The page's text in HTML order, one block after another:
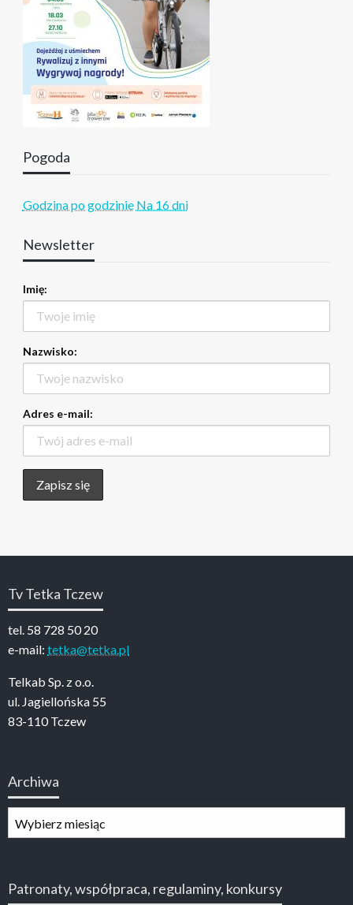
Pogoda
Godzina po godzinie Na 16 dni
Newsletter
Imię:
Nazwisko:
Adres e-mail:
Tv Tetka Tczew
tel. 58 728 50 20
e-mail: tetka@tetka.pl
Telkab Sp. z o.o.
ul. Jagiellońska 55
83-110 Tczew
Archiwa
Patronaty, współpraca, regulaminy, konkursy